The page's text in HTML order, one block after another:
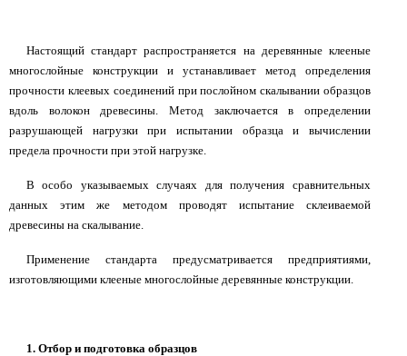
Настоящий стандарт распространяется на деревянные клееные
многослойные конструкции и устанавливает метод определения
прочности клеевых соединений при послойном скалывании образцов
вдоль волокон древесины. Метод заключается в определении
разрушающей нагрузки при испытании образца и вычислении
предела прочности при этой нагрузке.
В особо указываемых случаях для получения сравнительных
данных этим же методом проводят испытание склеиваемой
древесины на скалывание.
Применение стандарта предусматривается предприятиями,
изготовляющими клееные многослойные деревянные конструкции.
1. Отбор и подготовка образцов